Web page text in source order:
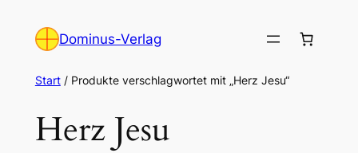
Inhalt
Dominus-Verlag
Start/ Produkte verschlagwortet mit „Herz Jesu“
Herz Jesu